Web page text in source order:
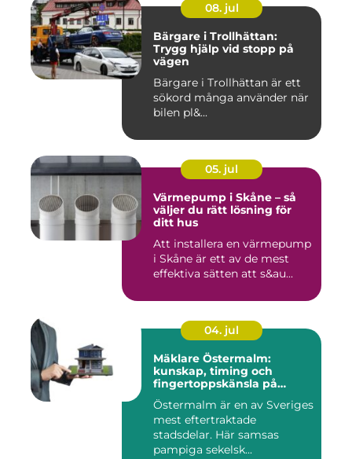
08. jul
Bärgare i Trollhättan:
Trygg hjälp vid stopp på
vägen
Bärgare i Trollhättan är ett
sökord många använder när
bilen pl&...
05. jul
Värmepump i Skåne – så
väljer du rätt lösning för
ditt hus
Att installera en värmepump
i Skåne är ett av de mest
effektiva sätten att s&au...
04. jul
Mäklare Östermalm:
kunskap, timing och
fingertoppskänsla på
stockholms mest klassiska
adress
Östermalm är en av Sveriges
mest eftertraktade
stadsdelar. Här samsas
pampiga sekelsk...